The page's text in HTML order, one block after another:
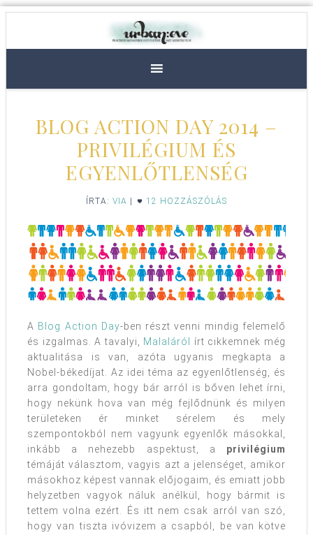
BLOG ACTION DAY 2014 –
PRIVILÉGIUM ÉS
EGYENLŐTLENSÉG
ÍRTA: VIA 12 HOZZÁSZÓLÁS
A Blog Action Day-ben részt venni mindig felemelő
és izgalmas. A tavalyi, Malaláról
írt cikkemnek még
aktualitása is van, azóta ugyanis megkapta a
Nobel-békedíjat. Az idei téma az egyenlőtlenség, és
arra gondoltam, hogy bár arról is bőven lehet írni,
hogy nekünk hova van még fejlődnünk és milyen
területeken ér minket sérelem és mely
szempontokból nem vagyunk egyenlők másokkal,
inkább a nehezebb aspektust, a privilégium
témáját választom, vagyis azt a jelenséget, amikor
másokhoz képest vannak előjogaim, és emiatt jobb
helyzetben vagyok náluk anélkül, hogy bármit is
tettem volna ezért. És itt nem csak arról van szó,
hogy van tiszta ivóvizem a csapból, be van kötve